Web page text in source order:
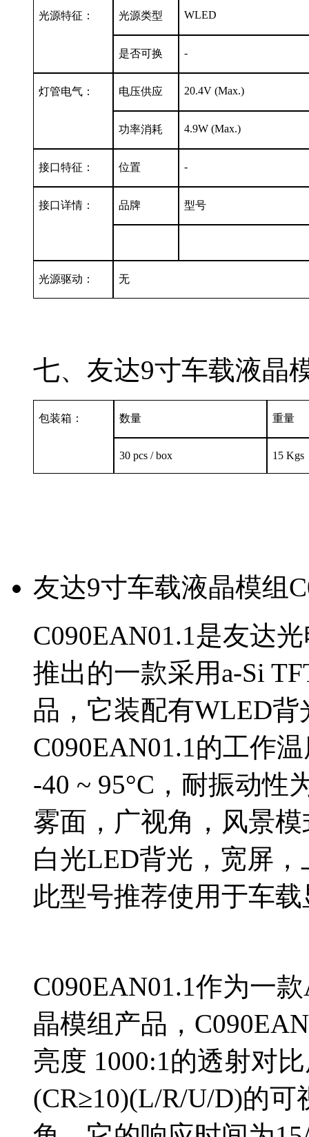
光源特征： 光源类型 WLED
是否可换 -
灯管电气： 电压供应 20.4V (Max.)
功率消耗 4.9W (Max.)
接口特征： 位置 -
接口详情： 品牌 型号
光源驱动： 无
七、友达9寸车载液晶
包装箱： 数量 重量
30 pcs / box 15 Kgs
友达9寸车载液晶模组
C090EAN01.1是友达
推出的一款采用a-Si
品，它装配有WLED
C090EAN01.1的工作
-40 ~ 95°C，耐振动性
雾面，广视角，风景
白光LED背光，宽屏
此型号推荐使用于车
C090EAN01.1作为一
晶模组产品，
亮度 1000:1的透射对
(CR≥10)(L/R/U/D)的